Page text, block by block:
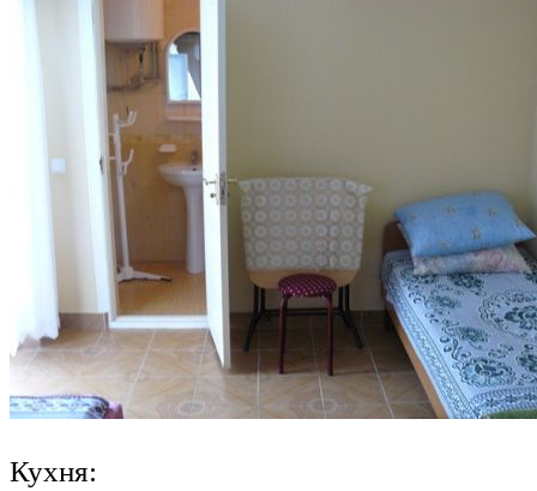
Кухня: